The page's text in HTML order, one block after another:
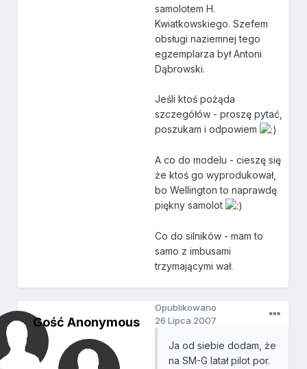
samolotem H.
Kwiatkowskiego. Szefem
obsługi naziemnej tego
egzemplarza był Antoni
Dąbrowski.
Jeśli ktoś pożąda
szczegółów - proszę pytać,
poszukam i odpowiem
A co do modelu - cieszę się
że ktoś go wyprodukował,
bo Wellington to naprawdę
piękny samolot
Co do silników - mam to
samo z imbusami
trzymającymi wał.
Gość Anonymous
Opublikowano
26 Lipca 2007
Ja od siebie dodam, że
na SM-G latał pilot por.